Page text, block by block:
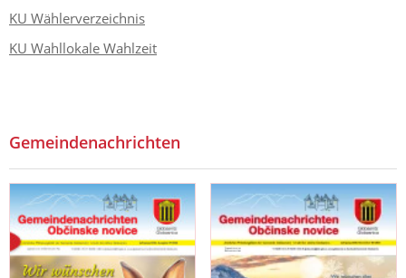
KU Wählerverzeichnis
KU Wahllokale Wahlzeit
Gemeindenachrichten